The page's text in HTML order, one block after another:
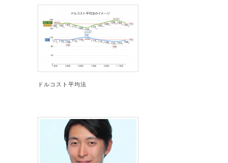
ドルコスト平均法